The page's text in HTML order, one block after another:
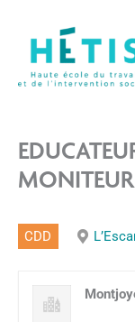
contenu
CDD